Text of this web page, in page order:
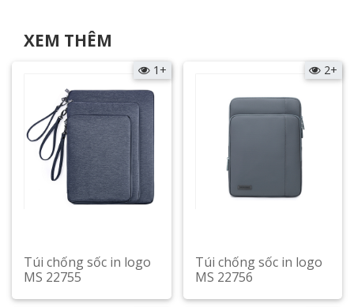
XEM THÊM
1+
Túi chống sốc in logo
MS 22755
Xem chi tiết
2+
Túi chống sốc in logo
MS 22756
Xem chi tiết